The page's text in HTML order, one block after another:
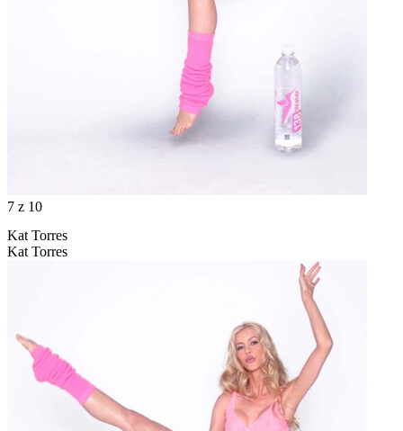
7 z 10
Kat Torres
Kat Torres